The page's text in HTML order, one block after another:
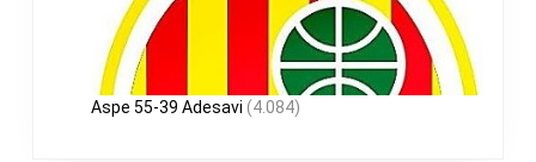
Aspe 55-39 Adesavi (4.084)